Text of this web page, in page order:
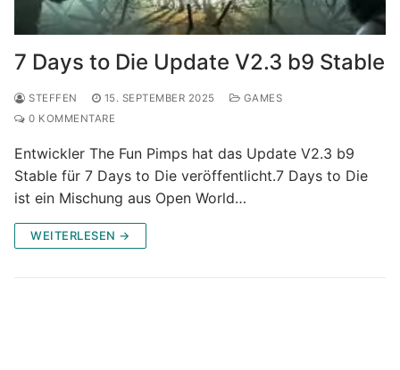
7 Days to Die Update V2.3 b9 Stable
STEFFEN 15. SEPTEMBER 2025
GAMES
0 KOMMENTARE
Entwickler The Fun Pimps hat das Update V2.3 b9
Stable für 7 Days to Die veröffentlicht.7 Days to Die
ist ein Mischung aus Open World…
WEITERLESEN →